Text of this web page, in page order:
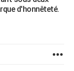
d'honnêteté.